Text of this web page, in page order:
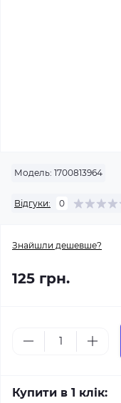
Модель: 1700813964
Відгуки: 0
Знайшли дешевше?
125 грн.
Купити в 1 клік: